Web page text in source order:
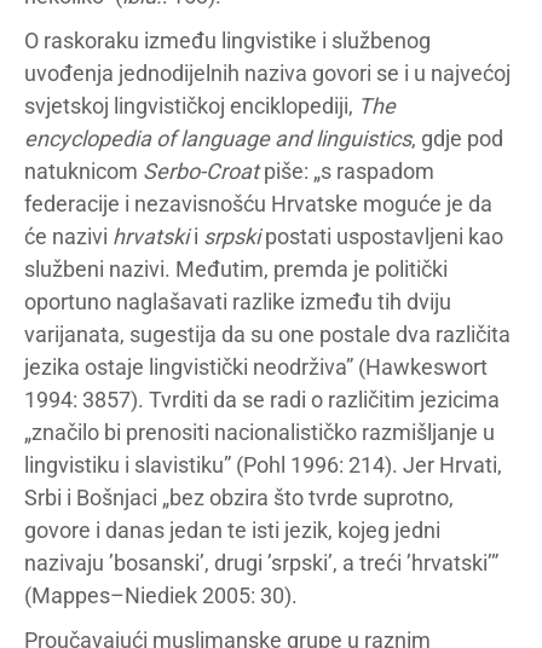
O raskoraku između lingvistike i službenog
uvođenja jednodijelnih naziva govori se i u najvećoj
svjetskoj lingvističkoj enciklopediji, The
encyclopedia of language and linguistics, gdje pod
natuknicom Serbo-Croatpiše: „s raspadom
federacije i nezavisnošću Hrvatske moguće je da
će nazivi hrvatskii srpskipostati uspostavljeni kao
službeni nazivi. Međutim, premda je politički
oportuno naglašavati razlike između tih dviju
varijanata, sugestija da su one postale dva različita
jezika ostaje lingvistički neodrživa” (Hawkeswort
1994: 3857). Tvrditi da se radi o različitim jezicima
„značilo bi prenositi nacionalističko razmišljanje u
lingvistiku i slavistiku” (Pohl 1996: 214). Jer Hrvati,
Srbi i Bošnjaci „bez obzira što tvrde suprotno,
govore i danas jedan te isti jezik, kojeg jedni
nazivaju ’bosanski’, drugi ’srpski’, a treći ’hrvatski’”
(Mappes–Niediek 2005: 30).
Proučavajući muslimanske grupe u raznim